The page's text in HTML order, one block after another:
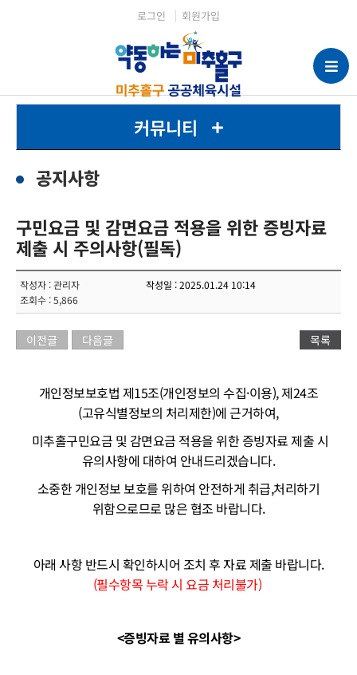
로그인 회원가입
커뮤니티
공지사항
구민요금 및 감면요금 적용을 위한 증빙자료
제출 시 주의사항(필독)
작성자 : 관리자
작성일 : 2025.01.24 10:14
조회수 : 5,866
이전글 다음글 목록
개인정보보호법 제15조(개인정보의 수집·이용), 제24조
(고유식별정보의 처리제한)에 근거하여,
미추홀구민요금 및 감면요금 적용을 위한 증빙자료 제출 시
유의사항에 대하여 안내드리겠습니다.
소중한 개인정보 보호를 위하여 안전하게 취급,처리하기
위함으로므로 많은 협조 바랍니다.
아래 사항 반드시 확인하시어 조치 후 자료 제출 바랍니다.
(필수항목 누락 시 요금 처리불가)
<증빙자료 별 유의사항>